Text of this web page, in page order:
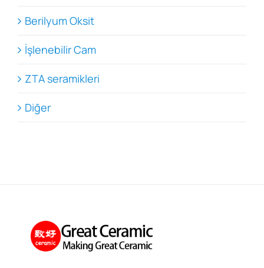
Berilyum Oksit
İşlenebilir Cam
ZTA seramikleri
Diğer